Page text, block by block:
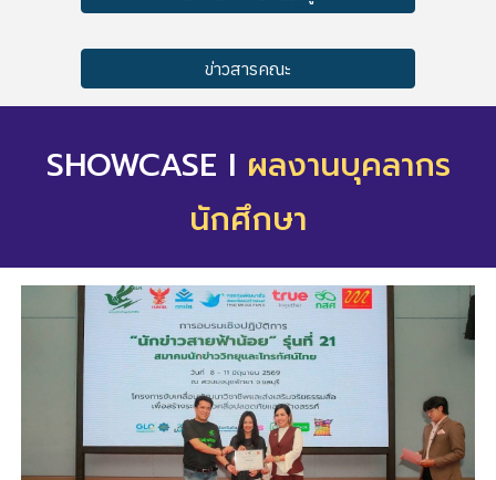
ข่าวสารคณะ
SHOWCASE I ผลงานบุคลากร
นักศึกษา